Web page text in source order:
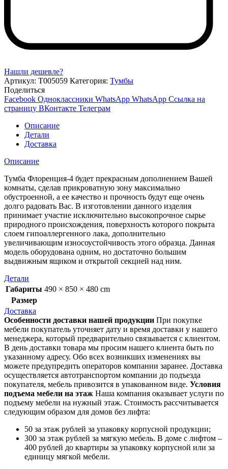
Нашли дешевле?
Артикул: Т005059 Категория: Тумбы
Поделиться
Facebook Одноклассники WhatsApp WhatsApp Ссылка на
страницу ВКонтакте Телеграм
Описание
Детали
Доставка
Описание
Тумба Флоренция-4 будет прекрасным дополнением Вашей
комнаты, сделав прикроватную зону максимально
обустроенной, а ее качество и прочность будут еще очень
долго радовать Вас. В изготовлении данного изделия
принимает участие исключительно высокопрочное сырье
природного происхождения, поверхность которого покрыта
слоем гипоаллергенного лака, дополнительно
увеличивающим износоустойчивость этого образца. Данная
модель оборудована одним, но достаточно большим
выдвижным ящиком и открытой секцией над ним.
Детали
Габариты 490 × 850 × 480 cm
Размер
Доставка
Особенности доставки нашей продукции При покупке
мебели покупатель уточняет дату и время доставки у нашего
менеджера, который предварительно связывается с клиентом.
В день доставки товара мы просим нашего клиента быть по
указанному адресу. Обо всех возникших изменениях вы
можете предупредить операторов компании заранее. Доставка
осуществляется автотранспортом компании до подъезда
покупателя, мебель привозится в упакованном виде. Условия
подъема мебели на этаж Наша компания оказывает услуги по
подъему мебели на нужный этаж. Стоимость рассчитывается
следующим образом для домов без лифта:
50 за этаж рублей за упаковку корпусной продукции;
300 за этаж рублей за мягкую мебель. В доме с лифтом –
400 рублей до квартиры за упаковку корпусной или за
единицу мягкой мебели.